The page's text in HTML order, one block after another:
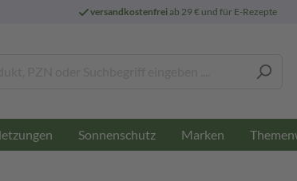
versandkostenfreiab 29 € und für E-Rezepte
Sonnenschutz Marken